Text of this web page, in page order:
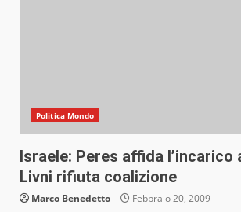
Politica Mondo
Israele: Peres affida l’incarico
Livni rifiuta coalizione
Marco Benedetto Febbraio 20, 2009